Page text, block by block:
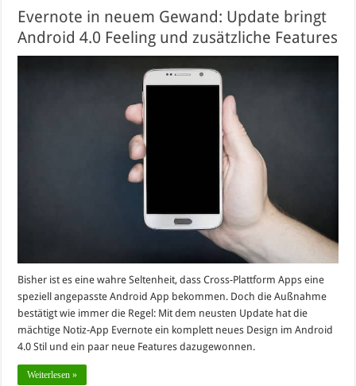
Evernote in neuem Gewand: Update bringt
Android 4.0 Feeling und zusätzliche Features
Bisher ist es eine wahre Seltenheit, dass Cross-Plattform Apps eine
speziell angepasste Android App bekommen. Doch die Außnahme
bestätigt wie immer die Regel: Mit dem neusten Update hat die
mächtige Notiz-App Evernote ein komplett neues Design im Android
4.0 Stil und ein paar neue Features dazugewonnen.
Weiterlesen »